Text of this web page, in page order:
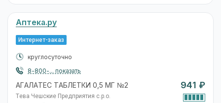
Аптека.ру
Интернет-заказ
круглосуточно
8-800-... показать
АГАЛАТЕС ТАБЛЕТКИ 0,5 МГ №2
Тева Чешские Предприятия с.р.о.
941 ₽